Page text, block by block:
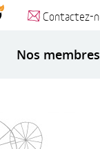
Contactez-
Nos membres